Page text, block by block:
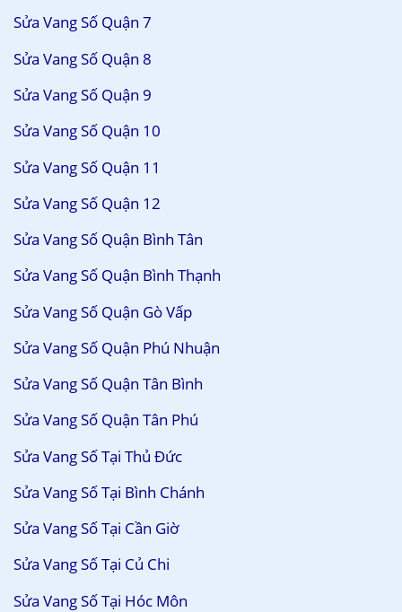
Sửa Vang Số Quận 7
Sửa Vang Số Quận 8
Sửa Vang Số Quận 9
Sửa Vang Số Quận 10
Sửa Vang Số Quận 11
Sửa Vang Số Quận 12
Sửa Vang Số Quận Bình Tân
Sửa Vang Số Quận Bình Thạnh
Sửa Vang Số Quận Gò Vấp
Sửa Vang Số Quận Phú Nhuận
Sửa Vang Số Quận Tân Bình
Sửa Vang Số Quận Tân Phú
Sửa Vang Số Tại Thủ Đức
Sửa Vang Số Tại Bình Chánh
Sửa Vang Số Tại Cần Giờ
Sửa Vang Số Tại Củ Chi
Sửa Vang Số Tại Hóc Môn